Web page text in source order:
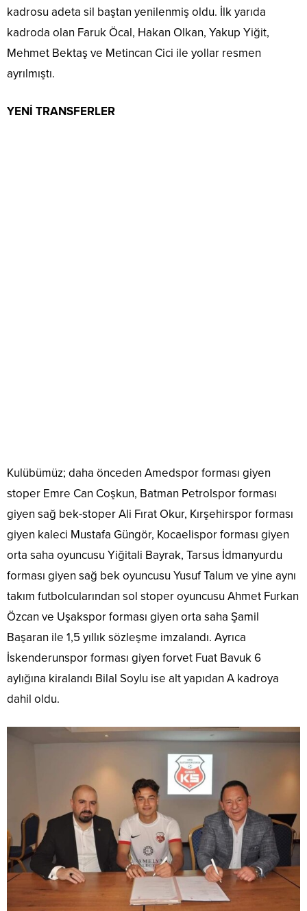
kadrosu adeta sil baştan yenilenmiş oldu. İlk yarıda
kadroda olan Faruk Öcal, Hakan Olkan, Yakup Yiğit,
Mehmet Bektaş ve Metincan Cici ile yollar resmen
ayrılmıştı.
YENİ TRANSFERLER
Kulübümüz; daha önceden Amedspor forması giyen
stoper Emre Can Coşkun, Batman Petrolspor forması
giyen sağ bek-stoper Ali Fırat Okur, Kırşehirspor forması
giyen kaleci Mustafa Güngör, Kocaelispor forması giyen
orta saha oyuncusu Yiğitali Bayrak, Tarsus İdmanyurdu
forması giyen sağ bek oyuncusu Yusuf Talum ve yine aynı
takım futbolcularından sol stoper oyuncusu Ahmet Furkan
Özcan ve Uşakspor forması giyen orta saha Şamil
Başaran ile 1,5 yıllık sözleşme imzalandı. Ayrıca
İskenderunspor forması giyen forvet Fuat Bavuk 6
aylığına kiralandı Bilal Soylu ise alt yapıdan A kadroya
dahil oldu.